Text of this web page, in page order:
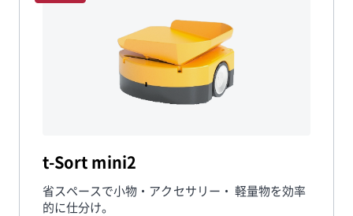
t-Sort mini2
省スペースで小物・アクセサリー・ 軽量物を効率
的に仕分け。